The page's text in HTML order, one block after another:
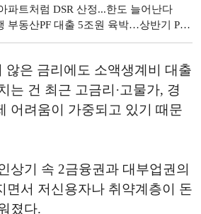
파트처럼 DSR 산정...한도 늘어난다
대출 5조원 육박…상반기 PF·브릿지론 만기 집중
않은 금리에도 소액생계비 대출
는 건 최근 고금리·고물가, 경
어려움이 가중되고 있기 때문
상기 속 2금융권과 대부업권의
면서 저신용자나 취약계층이 돈
졌다.